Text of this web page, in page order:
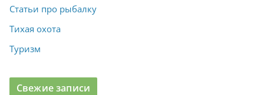
Статьи про рыбалку
Тихая охота
Туризм
Свежие записи